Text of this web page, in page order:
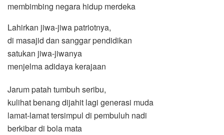
membimbing negara hidup merdeka
Lahirkan jiwa-jiwa patriotnya,
di masajid dan sanggar pendidikan
satukan jiwa-jiwanya
menjelma adidaya kerajaan
Jarum patah tumbuh seribu,
kulihat benang dijahit lagi generasi muda
lamat-lamat tersimpul di pembuluh nadi
berkibar di bola mata